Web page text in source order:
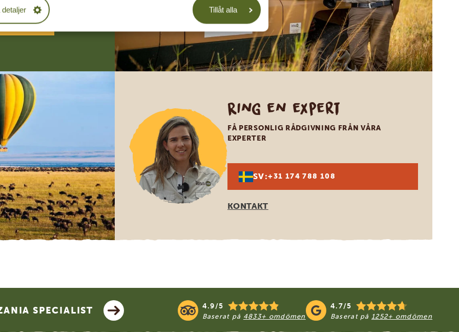
Tillåt alla
Ring en expert
FÅ PERSONLIG RÅDGIVNING FRÅN VÅRA
EXPERTER
SV:+31 174 788 108
KONTAKT
SPECIALIST 4.9/5
Baserat på 4833+ omdömen
4.7/5
Baserat på 1252+ omdömen